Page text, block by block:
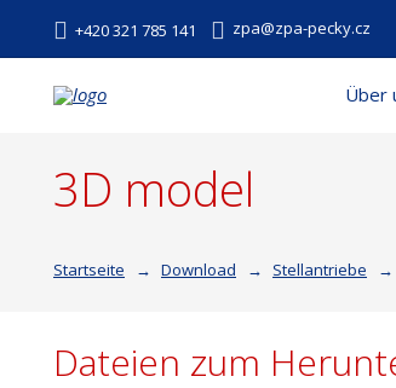
+420 321 785 141 zpa@zpa-pecky.cz
Über
3D model
Startseite Download Stellantriebe
Dateien zum